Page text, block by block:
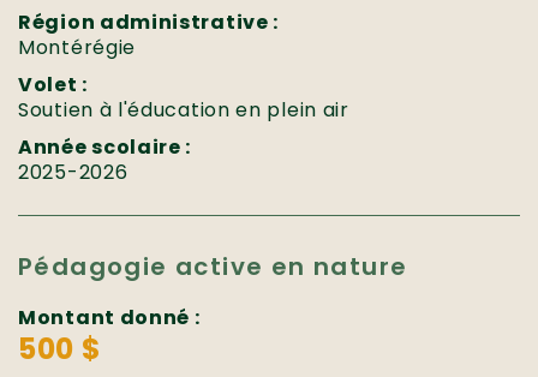
Région administrative :
Montérégie
Volet :
Soutien à l'éducation en plein air
Année scolaire :
2025-2026
Pédagogie active en nature
Montant donné :
500 $